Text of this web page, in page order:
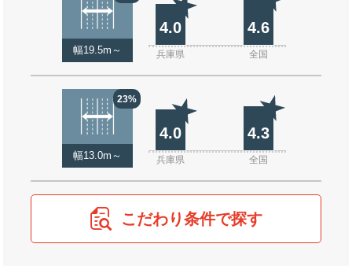
幅19.5m～
4.0 4.6
兵庫県 全国
23%
幅13.0m～
4.0 4.3
兵庫県 全国
こだわり条件で探す